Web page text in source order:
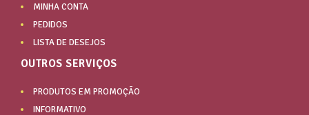
MINHA CONTA
PEDIDOS
LISTA DE DESEJOS
OUTROS SERVIÇOS
PRODUTOS EM PROMOÇÃO
INFORMATIVO